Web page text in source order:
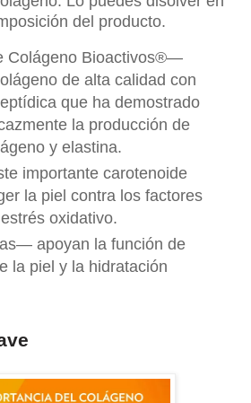
del producto.
Colágeno Bioactivos®—
de alta calidad con
que ha demostrado
la producción de
y elastina.
importante carotenoide
la piel contra los factores
oxidativo.
apoyan la función de
la piel y la hidratación